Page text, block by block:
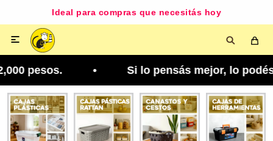
Ideal para compras que necesitás hoy

pesos. • Si lo pensás mejor, lo podés